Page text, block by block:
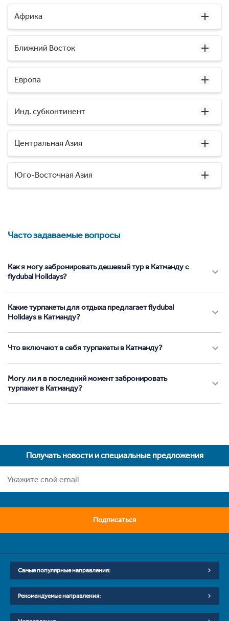
Африка
Ближний Восток
Европа
Инд. субконтинент
Центральная Азия
Юго-Восточная Азия
Часто задаваемые вопросы
Как я могу забронировать дешевый тур в Катманду с
flydubai Holidays?
Какие турпакеты для отдыха предлагает flydubai
Holidays в Катманду?
Что включают в себя турпакеты в Катманду?
Могу ли я в последний момент забронировать
турпакет в Катманду?
Получать новости и специальные предложения
Подписаться
Самые популярные направления:
Рекомендуемые направления: